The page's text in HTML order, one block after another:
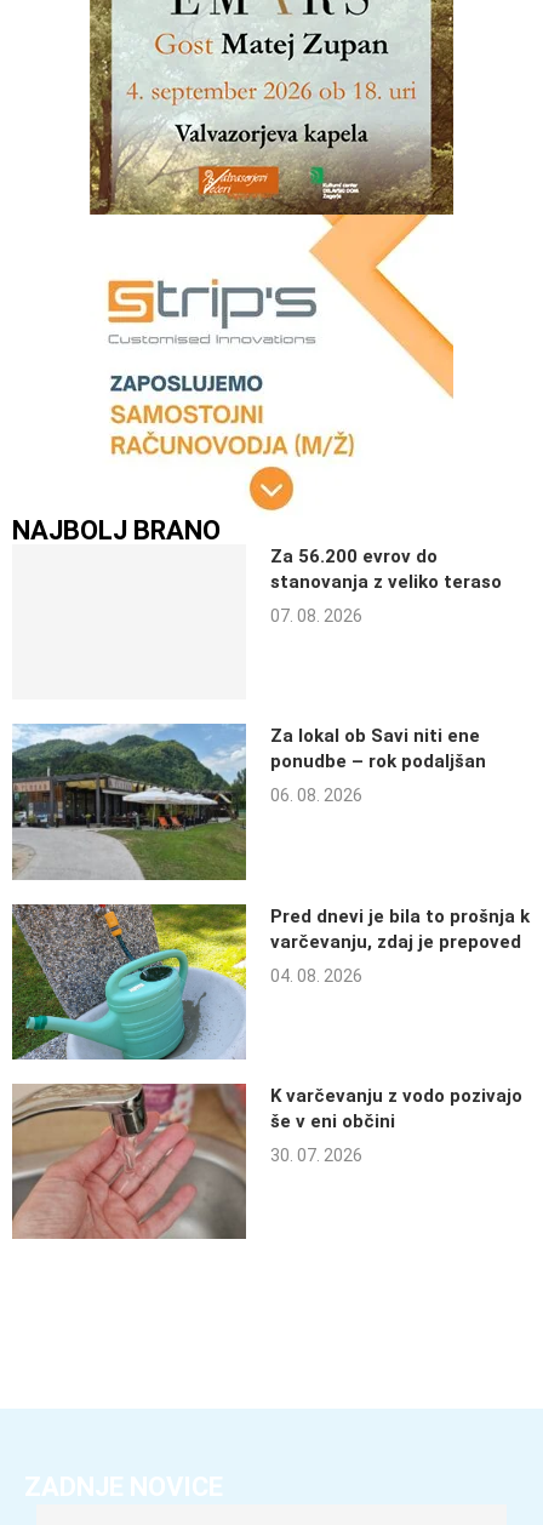
NAJBOLJ BRANO
Za 56.200 evrov do
stanovanja z veliko teraso
07. 08. 2026
Za lokal ob Savi niti ene
ponudbe – rok podaljšan
06. 08. 2026
Pred dnevi je bila to prošnja k
varčevanju, zdaj je prepoved
04. 08. 2026
K varčevanju z vodo pozivajo
še v eni občini
30. 07. 2026
ZADNJE NOVICE